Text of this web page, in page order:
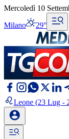
Mercoledì 10
Milano 29°
Leone (23 Lug -